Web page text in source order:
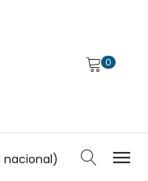
0
nacional)